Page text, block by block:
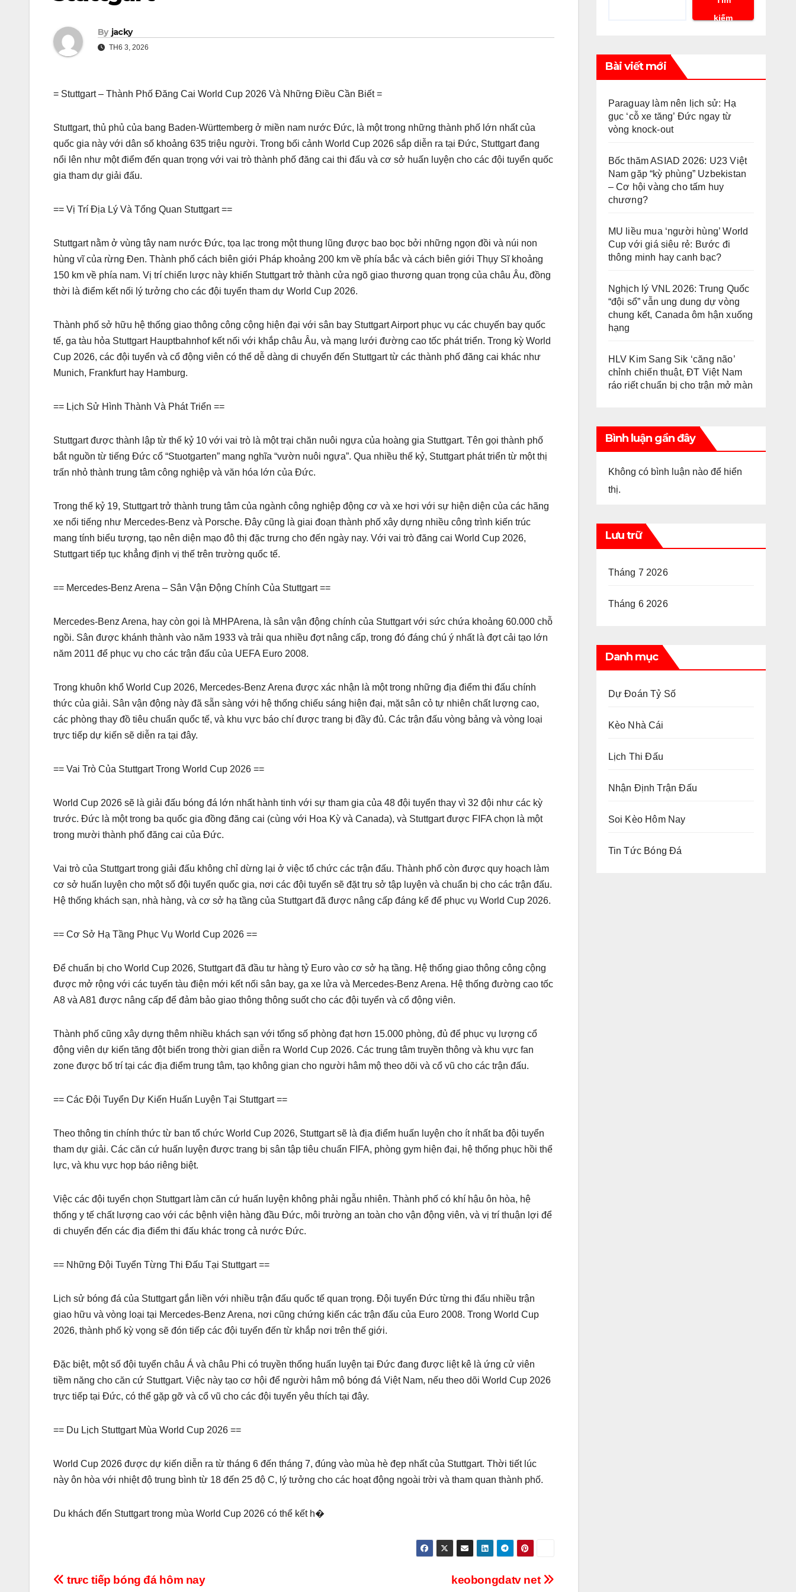
By jacky
TH6 3, 2026
= Stuttgart – Thành Phố Đăng Cai World Cup 2026 Và Những Điều Cần Biết =
Stuttgart, thủ phủ của bang Baden-Württemberg ở miền nam nước Đức, là một trong những thành phố lớn nhất của
quốc gia này với dân số khoảng 635 triệu người. Trong bối cảnh World Cup 2026 sắp diễn ra tại Đức, Stuttgart đang
nổi lên như một điểm đến quan trọng với vai trò thành phố đăng cai thi đấu và cơ sở huấn luyện cho các đội tuyển quốc
gia tham dự giải đấu.
== Vị Trí Địa Lý Và Tổng Quan Stuttgart ==
Stuttgart nằm ở vùng tây nam nước Đức, tọa lạc trong một thung lũng được bao bọc bởi những ngọn đồi và núi non
hùng vĩ của rừng Đen. Thành phố cách biên giới Pháp khoảng 200 km về phía bắc và cách biên giới Thụy Sĩ khoảng
150 km về phía nam. Vị trí chiến lược này khiến Stuttgart trở thành cửa ngõ giao thương quan trọng của châu Âu, đồng
thời là điểm kết nối lý tưởng cho các đội tuyển tham dự World Cup 2026.
Thành phố sở hữu hệ thống giao thông công cộng hiện đại với sân bay Stuttgart Airport phục vụ các chuyến bay quốc
tế, ga tàu hỏa Stuttgart Hauptbahnhof kết nối với khắp châu Âu, và mạng lưới đường cao tốc phát triển. Trong kỳ World
Cup 2026, các đội tuyển và cổ động viên có thể dễ dàng di chuyển đến Stuttgart từ các thành phố đăng cai khác như
Munich, Frankfurt hay Hamburg.
== Lịch Sử Hình Thành Và Phát Triển ==
Stuttgart được thành lập từ thế kỷ 10 với vai trò là một trại chăn nuôi ngựa của hoàng gia Stuttgart. Tên gọi thành phố
bắt nguồn từ tiếng Đức cổ “Stuotgarten” mang nghĩa “vườn nuôi ngựa”. Qua nhiều thế kỷ, Stuttgart phát triển từ một thị
trấn nhỏ thành trung tâm công nghiệp và văn hóa lớn của Đức.
Trong thế kỷ 19, Stuttgart trở thành trung tâm của ngành công nghiệp động cơ và xe hơi với sự hiện diện của các hãng
xe nổi tiếng như Mercedes-Benz và Porsche. Đây cũng là giai đoạn thành phố xây dựng nhiều công trình kiến trúc
mang tính biểu tượng, tạo nên diện mạo đô thị đặc trưng cho đến ngày nay. Với vai trò đăng cai World Cup 2026,
Stuttgart tiếp tục khẳng định vị thế trên trường quốc tế.
== Mercedes-Benz Arena – Sân Vận Động Chính Của Stuttgart ==
Mercedes-Benz Arena, hay còn gọi là MHPArena, là sân vận động chính của Stuttgart với sức chứa khoảng 60.000 chỗ
ngồi. Sân được khánh thành vào năm 1933 và trải qua nhiều đợt nâng cấp, trong đó đáng chú ý nhất là đợt cải tạo lớn
năm 2011 để phục vụ cho các trận đấu của UEFA Euro 2008.
Trong khuôn khổ World Cup 2026, Mercedes-Benz Arena được xác nhận là một trong những địa điểm thi đấu chính
thức của giải. Sân vận động này đã sẵn sàng với hệ thống chiếu sáng hiện đại, mặt sân cỏ tự nhiên chất lượng cao,
các phòng thay đồ tiêu chuẩn quốc tế, và khu vực báo chí được trang bị đầy đủ. Các trận đấu vòng bảng và vòng loại
trực tiếp dự kiến sẽ diễn ra tại đây.
== Vai Trò Của Stuttgart Trong World Cup 2026 ==
World Cup 2026 sẽ là giải đấu bóng đá lớn nhất hành tinh với sự tham gia của 48 đội tuyển thay vì 32 đội như các kỳ
trước. Đức là một trong ba quốc gia đồng đăng cai (cùng với Hoa Kỳ và Canada), và Stuttgart được FIFA chọn là một
trong mười thành phố đăng cai của Đức.
Vai trò của Stuttgart trong giải đấu không chỉ dừng lại ở việc tổ chức các trận đấu. Thành phố còn được quy hoạch làm
cơ sở huấn luyện cho một số đội tuyển quốc gia, nơi các đội tuyển sẽ đặt trụ sở tập luyện và chuẩn bị cho các trận đấu.
Hệ thống khách sạn, nhà hàng, và cơ sở hạ tầng của Stuttgart đã được nâng cấp đáng kể để phục vụ World Cup 2026.
== Cơ Sở Hạ Tầng Phục Vụ World Cup 2026 ==
Để chuẩn bị cho World Cup 2026, Stuttgart đã đầu tư hàng tỷ Euro vào cơ sở hạ tầng. Hệ thống giao thông công cộng
được mở rộng với các tuyến tàu điện mới kết nối sân bay, ga xe lửa và Mercedes-Benz Arena. Hệ thống đường cao tốc
A8 và A81 được nâng cấp để đảm bảo giao thông thông suốt cho các đội tuyển và cổ động viên.
Thành phố cũng xây dựng thêm nhiều khách sạn với tổng số phòng đạt hơn 15.000 phòng, đủ để phục vụ lượng cổ
động viên dự kiến tăng đột biến trong thời gian diễn ra World Cup 2026. Các trung tâm truyền thông và khu vực fan
zone được bố trí tại các địa điểm trung tâm, tạo không gian cho người hâm mộ theo dõi và cổ vũ cho các trận đấu.
== Các Đội Tuyển Dự Kiến Huấn Luyện Tại Stuttgart ==
Theo thông tin chính thức từ ban tổ chức World Cup 2026, Stuttgart sẽ là địa điểm huấn luyện cho ít nhất ba đội tuyển
tham dự giải. Các căn cứ huấn luyện được trang bị sân tập tiêu chuẩn FIFA, phòng gym hiện đại, hệ thống phục hồi thể
lực, và khu vực họp báo riêng biệt.
Việc các đội tuyển chọn Stuttgart làm căn cứ huấn luyện không phải ngẫu nhiên. Thành phố có khí hậu ôn hòa, hệ
thống y tế chất lượng cao với các bệnh viện hàng đầu Đức, môi trường an toàn cho vận động viên, và vị trí thuận lợi để
di chuyển đến các địa điểm thi đấu khác trong cả nước Đức.
== Những Đội Tuyển Từng Thi Đấu Tại Stuttgart ==
Lịch sử bóng đá của Stuttgart gắn liền với nhiều trận đấu quốc tế quan trọng. Đội tuyển Đức từng thi đấu nhiều trận
giao hữu và vòng loại tại Mercedes-Benz Arena, nơi cũng chứng kiến các trận đấu của Euro 2008. Trong World Cup
2026, thành phố kỳ vọng sẽ đón tiếp các đội tuyển đến từ khắp nơi trên thế giới.
Đặc biệt, một số đội tuyển châu Á và châu Phi có truyền thống huấn luyện tại Đức đang được liệt kê là ứng cử viên
tiềm năng cho căn cứ Stuttgart. Việc này tạo cơ hội để người hâm mộ bóng đá Việt Nam, nếu theo dõi World Cup 2026
trực tiếp tại Đức, có thể gặp gỡ và cổ vũ cho các đội tuyển yêu thích tại đây.
== Du Lịch Stuttgart Mùa World Cup 2026 ==
World Cup 2026 được dự kiến diễn ra từ tháng 6 đến tháng 7, đúng vào mùa hè đẹp nhất của Stuttgart. Thời tiết lúc
này ôn hòa với nhiệt độ trung bình từ 18 đến 25 độ C, lý tưởng cho các hoạt động ngoài trời và tham quan thành phố.
Du khách đến Stuttgart trong mùa World Cup 2026 có thể kết h�
Điều keobongdatv net
trưc tiếp bóng đá hôm nay
kiếm
Bài viết mới
Paraguay làm nên lịch sử: Hạ
gục ‘cỗ xe tăng’ Đức ngay từ
vòng knock-out
Bốc thăm ASIAD 2026: U23 Việt
Nam gặp “kỳ phùng” Uzbekistan
– Cơ hội vàng cho tấm huy
chương?
MU liều mua ‘người hùng’ World
Cup với giá siêu rẻ: Bước đi
thông minh hay canh bạc?
Nghịch lý VNL 2026: Trung Quốc
“đội sổ” vẫn ung dung dự vòng
chung kết, Canada ôm hận xuống
hạng
HLV Kim Sang Sik ‘căng não’
chỉnh chiến thuật, ĐT Việt Nam
ráo riết chuẩn bị cho trận mở màn
Bình luận gần đây
Không có bình luận nào để hiển
thị.
Lưu trữ
Tháng 7 2026
Tháng 6 2026
Danh mục
Dự Đoán Tỷ Số
Kèo Nhà Cái
Lịch Thi Đấu
Nhận Định Trận Đấu
Soi Kèo Hôm Nay
Tin Tức Bóng Đá